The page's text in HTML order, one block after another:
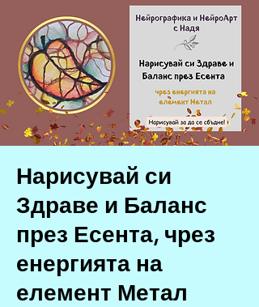
Нарисувай си
Здраве и Баланс
през Есента, чрез
енергията на
елемент Метал